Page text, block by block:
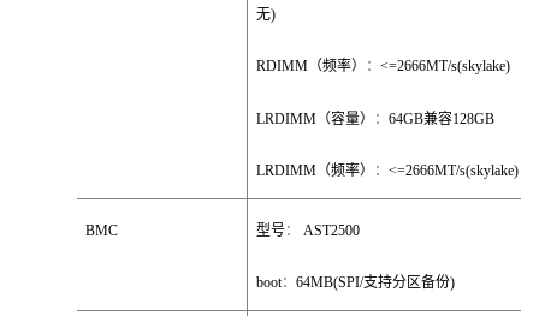
无)
RDIMM （频率） ：<=2666MT/s(skylake)
LRDIMM （容量） ：64GB兼容128GB
LRDIMM （频率） ：<=2666MT/s(skylake)
BMC 型号： AST2500
boot：64MB(SPI/支持分区备份)